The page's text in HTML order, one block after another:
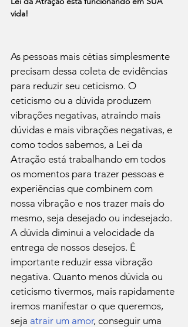
vida!
As pessoas mais cétias simplesmente
precisam dessa coleta de evidências
para reduzir seu ceticismo. O
ceticismo ou a dúvida produzem
vibrações negativas, atraindo mais
dúvidas e mais vibrações negativas, e
como todos sabemos, a Lei da
Atração está trabalhando em todos
os momentos para trazer pessoas e
experiências que combinem com
nossa vibração e nos trazer mais do
mesmo, seja desejado ou indesejado.
A dúvida diminui a velocidade da
entrega de nossos desejos. É
importante reduzir essa vibração
negativa. Quanto menos dúvida ou
ceticismo tivermos, mais rapidamente
iremos manifestar o que queremos,
seja atrair um amor, conseguir uma